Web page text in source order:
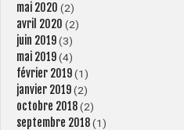
mai 2020 (2)
avril 2020 (2)
juin 2019 (3)
mai 2019 (4)
février 2019 (1)
janvier 2019 (2)
octobre 2018 (2)
septembre 2018 (1)